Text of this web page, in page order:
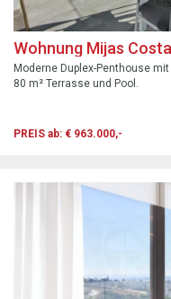
Wohnung Mijas Costa
Moderne Duplex-Penthouse
80 m² Terrasse und Pool.
PREIS ab: € 963.000,-